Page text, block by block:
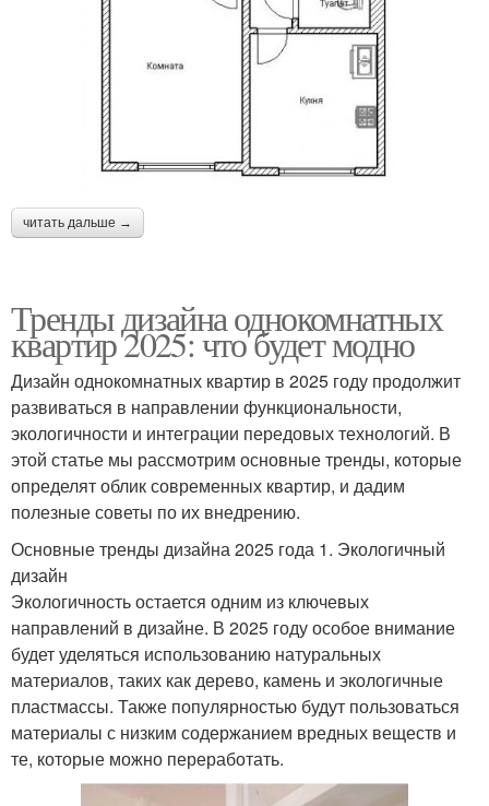
читать дальше →
Тренды дизайна однокомнатных
квартир 2025: что будет модно
Дизайн однокомнатных квартир в 2025 году продолжит
развиваться в направлении функциональности,
экологичности и интеграции передовых технологий. В
этой статье мы рассмотрим основные тренды, которые
определят облик современных квартир, и дадим
полезные советы по их внедрению.
Основные тренды дизайна 2025 года 1. Экологичный
дизайн
Экологичность остается одним из ключевых
направлений в дизайне. В 2025 году особое внимание
будет уделяться использованию натуральных
материалов, таких как дерево, камень и экологичные
пластмассы. Также популярностью будут пользоваться
материалы с низким содержанием вредных веществ и
те, которые можно переработать.